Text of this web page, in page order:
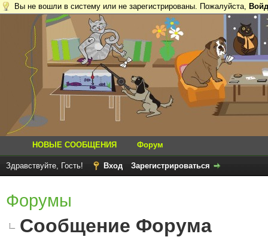
Вы не вошли в систему или не зарегистрированы. Пожалуйста,
НОВЫЕ СООБЩЕНИЯ Форум
Здравствуйте, Гость! Вход Зарегистрироваться
Форумы
Сообщение Форума